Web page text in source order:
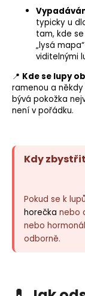
typicky u
tam, kde
„lysá
viditelnými
📍 Kde se lupy
ramenou a
bývá pokožka
není v pořádku.
Kdy
Pokud se k
horečka nebo
nebo
odborně.